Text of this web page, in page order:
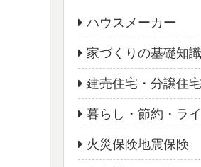
ハウスメーカー
家づくりの基礎知識
建売住宅・分譲住宅
暮らし・節約・ラ
火災保険地震保険